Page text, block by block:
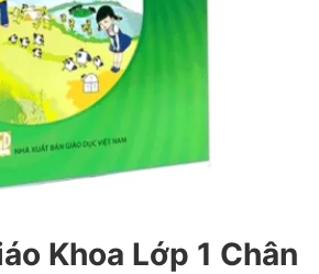
Khoa Lớp 1 Chân